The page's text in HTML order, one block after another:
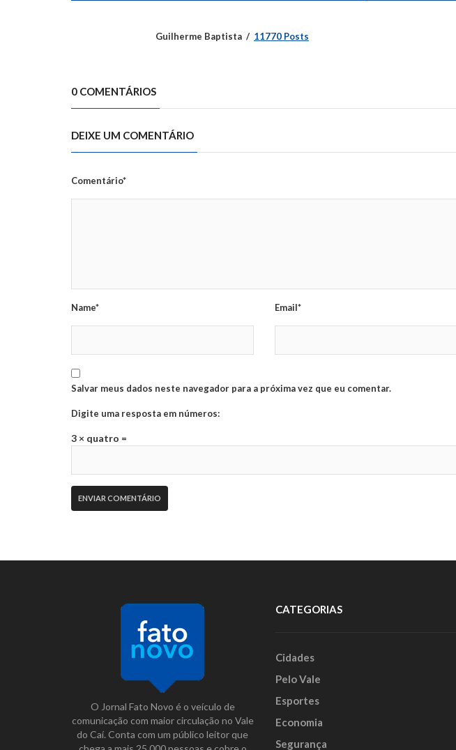
Guilherme Baptista 11770 Posts
0 COMENTÁRIOS
DEIXE UM COMENTÁRIO
Comentário*
Name* Email*
Salvar meus dados neste navegador para a próxima vez que eu comentar.
Digite uma resposta em números:
3 × quatro =
O Jornal Fato Novo é o veículo de
comunicação com maior circulação no Vale
do Caí. Conta com um público leitor que
CATEGORIAS
Cidades
Pelo Vale
Esportes
Economia
Segurança